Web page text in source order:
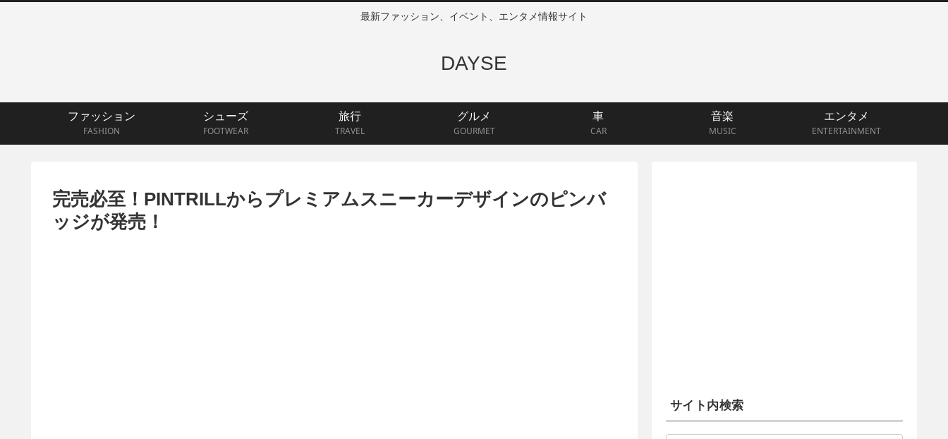
最新ファッション、イベント、エンタメ情報サイト
DAYSE
ファッション
FASHION
シューズ
FOOTWEAR
旅行
TRAVEL
グルメ
GOURMET
車
CAR
音楽
MUSIC
エンタメ
ENTERTAINMENT
完売必至！PINTRILLからプレミアムスニーカーデザインのピンバ
ッジが発売！
サイト内検索